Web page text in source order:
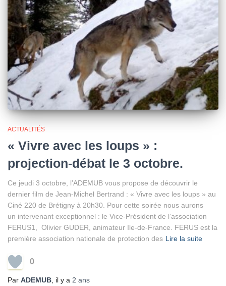
ACTUALITÉS
« Vivre avec les loups » :
projection-débat le 3 octobre.
Ce jeudi 3 octobre, l’ADEMUB vous propose de découvrir le
dernier film de Jean-Michel Bertrand : « Vivre avec les loups » au
Ciné 220 de Brétigny à 20h30. Pour cette soirée nous aurons
un intervenant exceptionnel : le Vice-Président de l’association
FERUS1, Olivier GUDER, animateur Ile-de-France. FERUS est la
première association nationale de protection des Lire la suite
0
Par ADEMUB , il y a 2 ans